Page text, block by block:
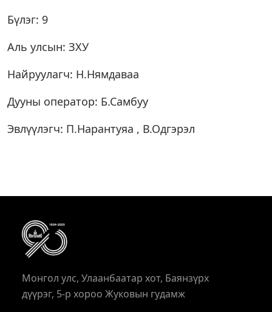
Бүлэг: 9
Аль улсын: ЗХУ
Найруулагч: Н.Нямдаваа
Дууны оператор: Б.Самбуу
Эвлүүлэгч: П.Нарантуяа , В.Одгэрэл
Монгол улс, Улаанбаатар хот, Баянзүрх
дүүрэг, 5-р хороо Жуковын гудамж